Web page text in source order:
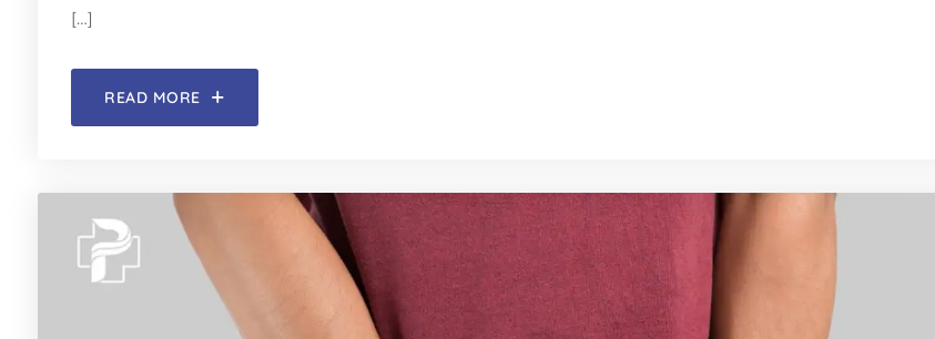
[…]
READ MORE